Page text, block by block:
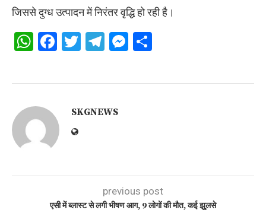
जिससे दुग्ध उत्पादन में निरंतर वृद्धि हो रही है।
WhatsApp
Facebook
Twitter
Telegram
Messenger
SKGNEWS
previous post
एसी में ब्लास्ट से लगी भीषण आग, 9 लोगों की मौत, कई झुलसे